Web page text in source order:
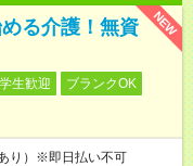
NEW
る介護！無資
生歓迎
ブランクOK
り）※即日払い不可